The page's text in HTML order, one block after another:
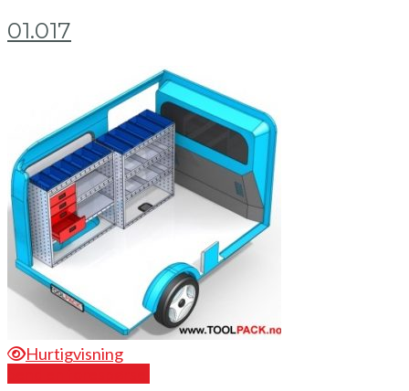
01.017
Hurtigvisning